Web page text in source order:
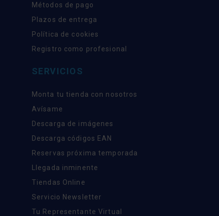
Métodos de pago
Plazos de entrega
Política de cookies
Registro como profesional
SERVICIOS
Monta tu tienda con nosotros
Avísame
Descarga de imágenes
Descarga códigos EAN
Reservas próxima temporada
Llegada inminente
Tiendas Online
Servicio Newsletter
Tu Representante Virtual